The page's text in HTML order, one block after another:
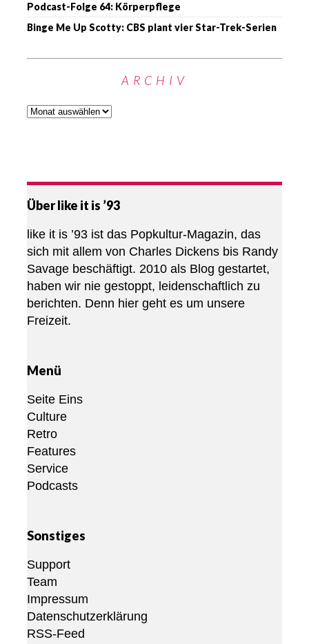
Podcast-Folge 64: Körperpflege
Binge Me Up Scotty: CBS plant vier Star-Trek-Serien
ARCHIV
Über like it is ’93
like it is ’93 ist das Popkultur-Magazin, das
sich mit allem von Charles Dickens bis Randy
Savage beschäftigt. 2010 als Blog gestartet,
haben wir nie gestoppt, leidenschaftlich zu
berichten. Denn hier geht es um unsere
Freizeit.
Menü
Seite Eins
Culture
Retro
Features
Service
Podcasts
Sonstiges
Support
Team
Impressum
Datenschutzerklärung
RSS-Feed